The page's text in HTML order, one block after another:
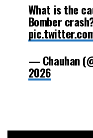
What is the
Bomber
— Chauhan
2026